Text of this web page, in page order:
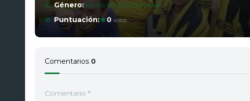
Género:Series de Documental
Puntuación:
0 votos
Comentarios 0
Comentario *